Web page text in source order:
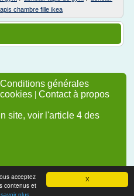
X
acceptez
contenus et
plus
chambre fille ikea
Conditions générales
| Contact à propos
site, voir l'article 4 des